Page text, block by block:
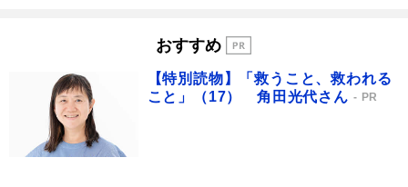
おすすめ
【特別読物】「救うこと、救われる
こと」（17） 角田光代さん
PR